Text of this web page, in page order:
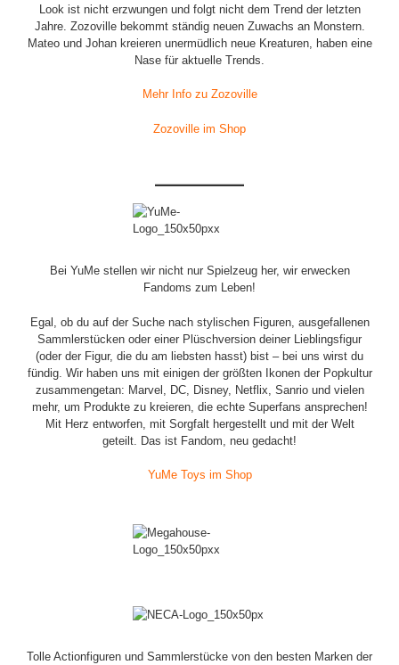
Look ist nicht erzwungen und folgt nicht dem Trend der letzten
Jahre. Zozoville bekommt ständig neuen Zuwachs an Monstern.
Mateo und Johan kreieren unermüdlich neue Kreaturen, haben eine
Nase für aktuelle Trends.
Mehr Info zu Zozoville
Zozoville im Shop
Bei YuMe stellen wir nicht nur Spielzeug her, wir erwecken
Fandoms zum Leben!
Egal, ob du auf der Suche nach stylischen Figuren, ausgefallenen
Sammlerstücken oder einer Plüschversion deiner Lieblingsfigur
(oder der Figur, die du am liebsten hasst) bist – bei uns wirst du
fündig. Wir haben uns mit einigen der größten Ikonen der Popkultur
zusammengetan: Marvel, DC, Disney, Netflix, Sanrio und vielen
mehr, um Produkte zu kreieren, die echte Superfans ansprechen!
Mit Herz entworfen, mit Sorgfalt hergestellt und mit der Welt
geteilt. Das ist Fandom, neu gedacht!
YuMe Toys im Shop
Tolle Actionfiguren und Sammlerstücke von den besten Marken der